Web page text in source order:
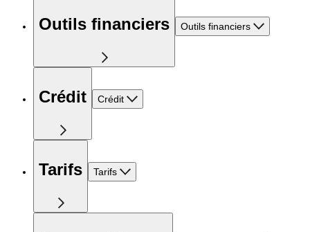
Outils financiers Outils financiers
Crédit Crédit
Tarifs Tarifs